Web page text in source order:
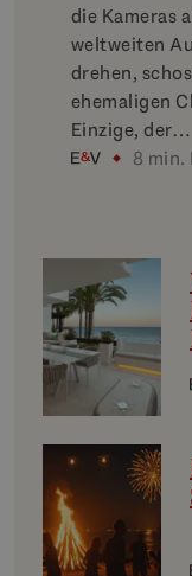
die Kameras
weltweiten
drehen,
ehemaligen
Einzige, der…
8 min.